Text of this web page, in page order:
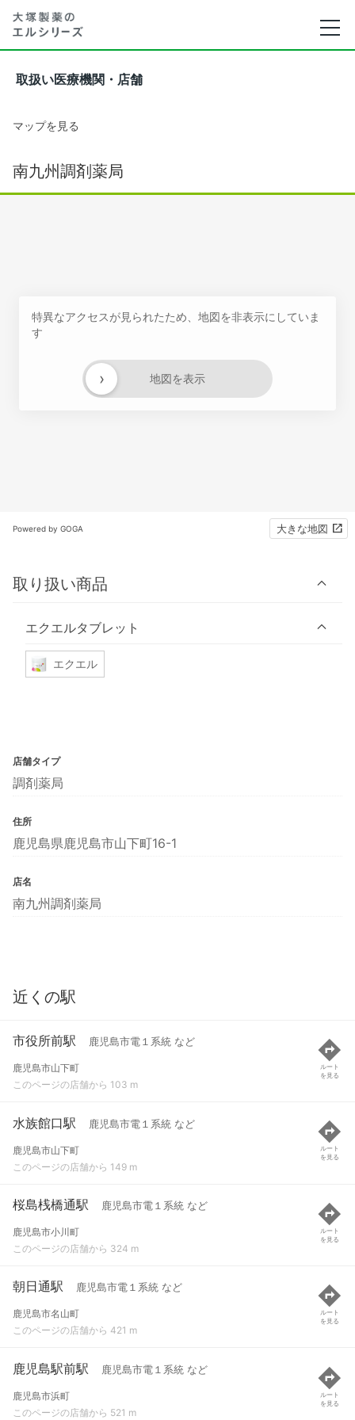
取扱い医療機関・店舗
マップを見る
南九州調剤薬局
特異なアクセスが見られたため、地図を非表示にしていま
す
地図を表示
›
Powered by GOGA 大きな地図
取り扱い商品
エクエルタブレット
エクエル
店舗タイプ
調剤薬局
住所
鹿児島県鹿児島市山下町16-1
店名
南九州調剤薬局
近くの駅
市役所前駅 鹿児島市電１系統 など
鹿児島市山下町
このページの店舗から 103 m
ルート
を見る
水族館口駅 鹿児島市電１系統 など
鹿児島市山下町
このページの店舗から 149 m
ルート
を見る
桜島桟橋通駅 鹿児島市電１系統 など
鹿児島市小川町
このページの店舗から 324 m
ルート
を見る
朝日通駅 鹿児島市電１系統 など
鹿児島市名山町
このページの店舗から 421 m
ルート
を見る
鹿児島駅前駅 鹿児島市電１系統 など
鹿児島市浜町
このページの店舗から 521 m
ルート
を見る